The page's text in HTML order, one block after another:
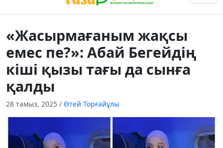
«Жасырмағаным жақсы
емес пе?»: Абай Бегейдің
кіші қызы тағы да сынға
қалды
28 тамыз, 2025 / Өтей Торғайұлы